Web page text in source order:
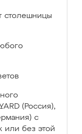
столешницы
(Россия),
с
или без этой